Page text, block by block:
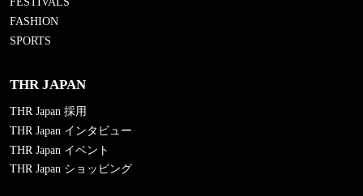
FASHION
SPORTS
THR JAPAN
THR Japan 採用
THR Japan インタビュー
THR Japan イベント
THR Japan ショッピング